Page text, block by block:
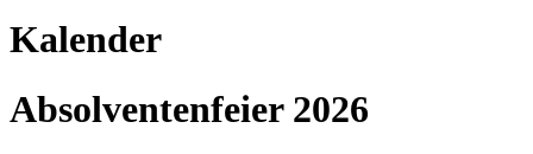
Kalender
Absolventenfeier 2026